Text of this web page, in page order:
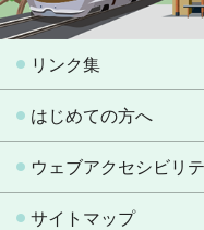
リンク集
はじめての方へ
ウェブアクセシビリ
サイトマップ